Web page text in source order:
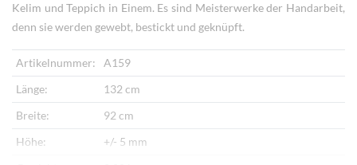
Kelim und Teppich in Einem. Es sind Meisterwerke der Handarbeit,
denn sie werden gewebt, bestickt und geknüpft.
Artikelnummer:
A159
Länge:
132 cm
Breite:
92 cm
Höhe:
+/- 5 mm